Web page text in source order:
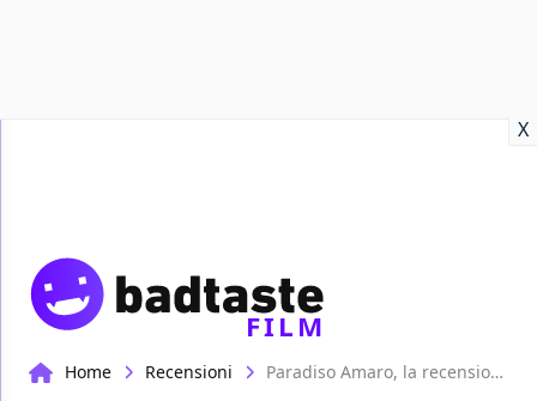
X
FILM
Home Recensioni Paradiso Amaro, la recensione - Articolo del 29 gennaio 2012 - 26563